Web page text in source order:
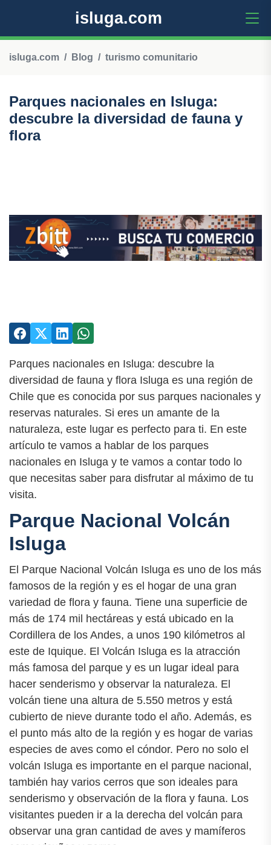
isluga.com
isluga.com Blog turismo comunitario
Parques nacionales en Isluga:
descubre la diversidad de fauna y
flora
Parques nacionales en Isluga: descubre la
diversidad de fauna y flora Isluga es una región de
Chile que es conocida por sus parques nacionales y
reservas naturales. Si eres un amante de la
naturaleza, este lugar es perfecto para ti. En este
artículo te vamos a hablar de los parques
nacionales en Isluga y te vamos a contar todo lo
que necesitas saber para disfrutar al máximo de tu
visita.
Parque Nacional Volcán
Isluga
El Parque Nacional Volcán Isluga es uno de los más
famosos de la región y es el hogar de una gran
variedad de flora y fauna. Tiene una superficie de
más de 174 mil hectáreas y está ubicado en la
Cordillera de los Andes, a unos 190 kilómetros al
este de Iquique. El Volcán Isluga es la atracción
más famosa del parque y es un lugar ideal para
hacer senderismo y observar la naturaleza. El
volcán tiene una altura de 5.550 metros y está
cubierto de nieve durante todo el año. Además, es
el punto más alto de la región y es hogar de varias
especies de aves como el cóndor. Pero no solo el
volcán Isluga es importante en el parque nacional,
también hay varios cerros que son ideales para
senderismo y observación de la flora y fauna. Los
visitantes pueden ir a la derecha del volcán para
observar una gran cantidad de aves y mamíferos